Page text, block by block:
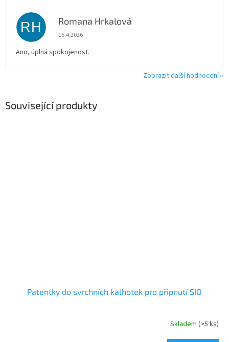
Související produkty
Patentky do svrchních kalhotek pro připnutí SIO
Skladem (>5 ks)
RH Romana Hrkalová
Hodnocení obchodu je 5 z 5 hvězdiček.
15.4.2026
Ano, úplná spokojenost.
Zobrazit další hodnocení